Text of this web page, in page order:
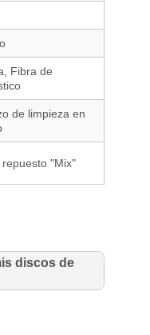
Fibra de
de limpieza en
"Mix"
discos de